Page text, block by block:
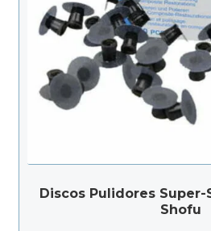
Discos Pulidores Super-
Shofu